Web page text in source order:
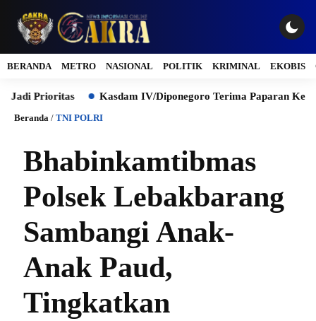
BERANDA METRO NASIONAL POLITIK KRIMINAL EKOBIS
Prioritas Kasdam IV/Diponegoro Terima Paparan Kesiapan
Beranda / TNI POLRI
Bhabinkamtibmas
Polsek Lebakbarang
Sambangi Anak-
Anak Paud,
Tingkatkan